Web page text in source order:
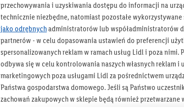
przechowywania i uzyskiwania dostępu do informacji na
technicznie niezbędne, natomiast pozostałe
jako odrębnychadministratorów lub współadministratorów
partnerów - w celu dopasowania ustawień do preferencji
spersonalizowanych reklam w ramach usług Lidl i poza
odbywa się w celu kontrolowania naszych własnych
marketingowych poza usługami Lidl za pośrednictwem
Państwa gospodarstwa domowego. Jeśli są Państwo
zachowań zakupowych w sklepie będą również